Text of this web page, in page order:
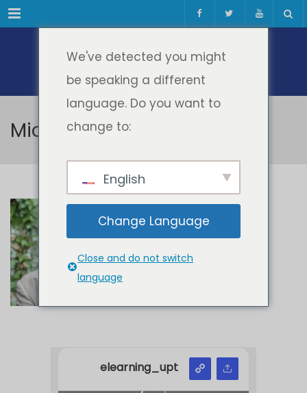
Meniul
Michael Gaebel
Michael Gaebel
EUROPEAN UNIVERSITY ASSOCIATION
elearning_upt
We've detected you might
be speaking a different
language. Do you want to
change to:
English
Change Language
Close and do not switch
language